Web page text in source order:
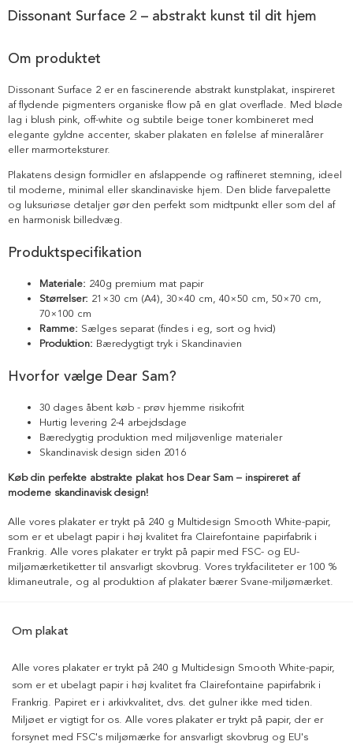
Dissonant Surface 2 – abstrakt kunst til dit hjem
Om produktet
Dissonant Surface 2 er en fascinerende abstrakt kunstplakat, inspireret
af flydende pigmenters organiske flow på en glat overflade. Med bløde
lag i blush pink, off-white og subtile beige toner kombineret med
elegante gyldne accenter, skaber plakaten en følelse af mineralårer
eller marmorteksturer.
Plakatens design formidler en afslappende og raffineret stemning, ideel
til moderne, minimal eller skandinaviske hjem. Den blide farvepalette
og luksuriøse detaljer gør den perfekt som midtpunkt eller som del af
en harmonisk billedvæg.
Produktspecifikation
Materiale: 240g premium mat papir
Størrelser: 21×30 cm (A4), 30×40 cm, 40×50 cm, 50×70 cm,
70×100 cm
Ramme: Sælges separat (findes i eg, sort og hvid)
Produktion: Bæredygtigt tryk i Skandinavien
Hvorfor vælge Dear Sam?
30 dages åbent køb - prøv hjemme risikofrit
Hurtig levering 2-4 arbejdsdage
Bæredygtig produktion med miljøvenlige materialer
Skandinavisk design siden 2016
Køb din perfekte abstrakte plakat hos Dear Sam – inspireret af
moderne skandinavisk design!
Alle vores plakater er trykt på 240 g Multidesign Smooth White-papir,
som er et ubelagt papir i høj kvalitet fra Clairefontaine papirfabrik i
Frankrig. Alle vores plakater er trykt på papir med FSC- og EU-
miljømærketiketter til ansvarligt skovbrug. Vores trykfaciliteter er 100 %
klimaneutrale, og al produktion af plakater bærer Svane-miljømærket.
Om plakat
Alle vores plakater er trykt på 240 g Multidesign Smooth White-papir,
som er et ubelagt papir i høj kvalitet fra Clairefontaine papirfabrik i
Frankrig. Papiret er i arkivkvalitet, dvs. det gulner ikke med tiden.
Miljøet er vigtigt for os. Alle vores plakater er trykt på papir, der er
forsynet med FSC's miljømærke for ansvarligt skovbrug og EU's